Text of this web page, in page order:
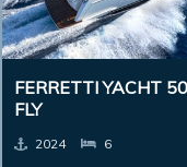
FERRETTI YACHT
FLY
2024 6